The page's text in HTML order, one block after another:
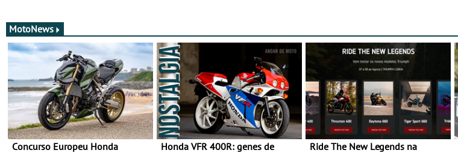
MotoNews
Concurso Europeu Honda
Honda VFR 400R: genes de
Ride The New Legends na